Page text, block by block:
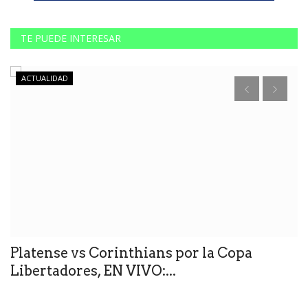
TE PUEDE INTERESAR
ACTUALIDAD
Platense vs Corinthians por la Copa
Libertadores, EN VIVO:...